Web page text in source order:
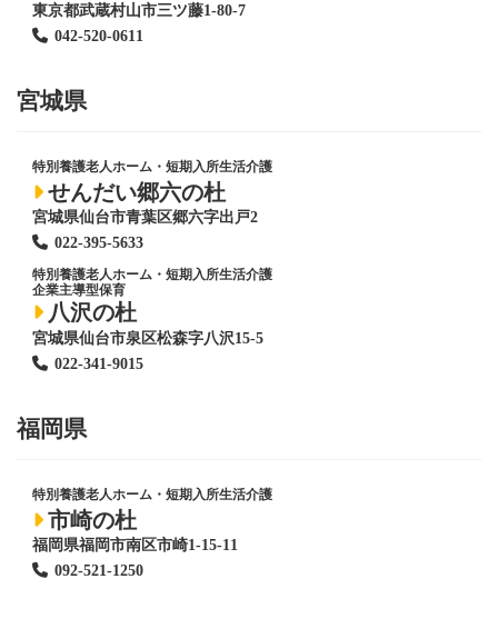
東京都武蔵村山市三ツ藤1-80-7
042-520-0611
宮城県
特別養護老人ホーム ・短期入所生活介護
せんだい郷六の杜
宮城県仙台市青葉区郷六字出戸2
022-395-5633
特別養護老人ホーム ・短期入所生活介護
企業主導型保育
八沢の杜
宮城県仙台市泉区松森字八沢15-5
022-341-9015
福岡県
特別養護老人ホーム ・短期入所生活介護
市崎の杜
福岡県福岡市南区市崎1-15-11
092-521-1250